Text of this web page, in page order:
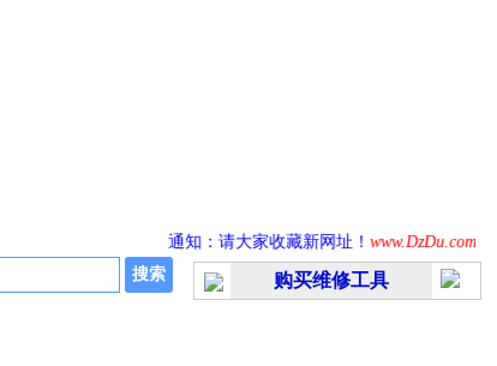
通知：请大家收藏新网址！ www.DzDu.com
购买维修工具